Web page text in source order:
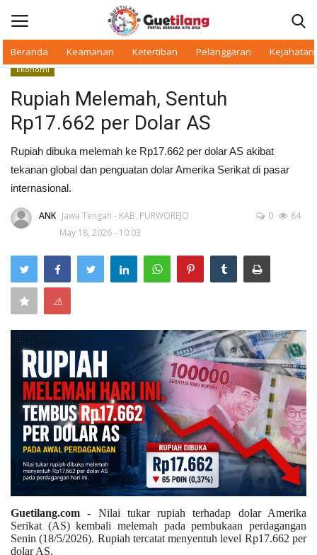
Beranda Keamanan Ketertiban Pelanggaran Kejahatan
Beranda
Daerah
Warkop Digital
Pelanggaran
Ketertiban
Keamanan
Kejahatan
Cybers Event
UMKM & Ekonomi Kreatif
Pekerja Migran Indonesia
Ekonomi
Ekonomi
Rupiah Melemah, Sentuh
Rp17.662 per Dolar AS
Rupiah dibuka melemah ke Rp17.662 per dolar AS akibat
tekanan global dan penguatan dolar Amerika Serikat di pasar
internasional.
ANK Jawa Tengah - KAB. PURWOREJO
May 18, 2026 - 10:03
0 84
⚠
Guetilang.com - Nilai tukar rupiah terhadap dolar Amerika
Serikat (AS) kembali melemah pada pembukaan perdagangan
Senin (18/5/2026). Rupiah tercatat menyentuh level Rp17.662 per
dolar AS.